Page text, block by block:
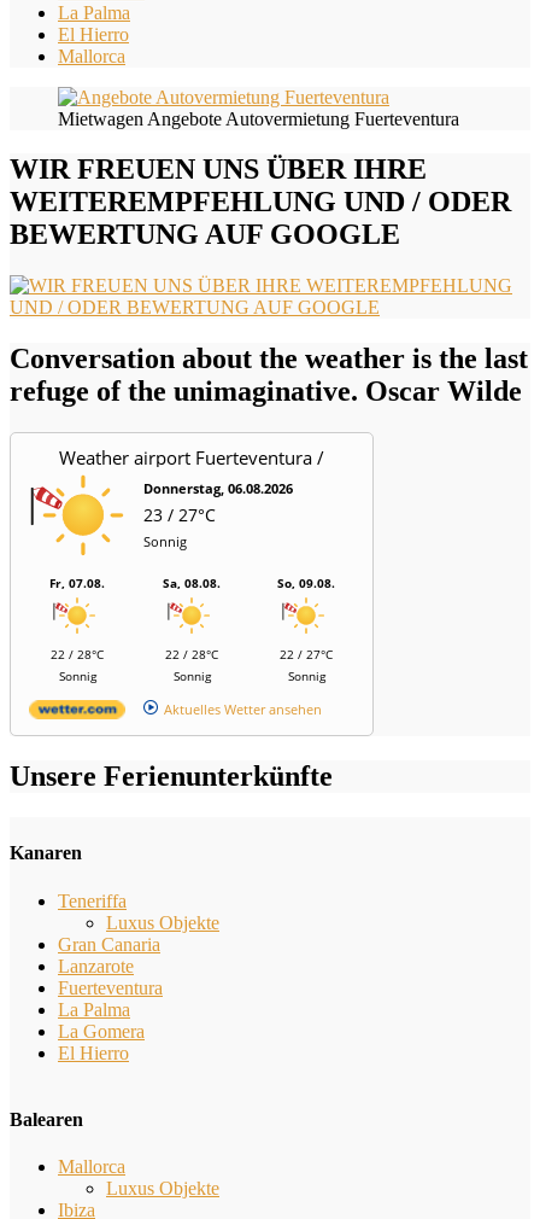
La Palma
El Hierro
Mallorca
Mietwagen Angebote Autovermietung Fuerteventura
WIR FREUEN UNS ÜBER IHRE
WEITEREMPFEHLUNG UND / ODER
BEWERTUNG AUF GOOGLE
Conversation about the weather is the last
refuge of the unimaginative. Oscar Wilde
Weather airport Fuerteventura /
Aeropuerto
Donnerstag, 06.08.2026
23 / 27°C
Sonnig
Fr, 07.08.
22 / 28°C
Sonnig
Sa, 08.08.
22 / 28°C
Sonnig
So, 09.08.
22 / 27°C
Sonnig
Aktuelles Wetter ansehen
Unsere Ferienunterkünfte
Kanaren
Teneriffa
Luxus Objekte
Gran Canaria
Lanzarote
Fuerteventura
La Palma
La Gomera
El Hierro
Balearen
Mallorca
Luxus Objekte
Ibiza